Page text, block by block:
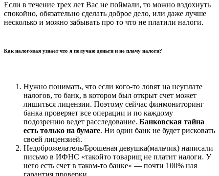
Если в течение трех лет Вас не поймали, то можно вздохнуть
спокойно, обязательно сделать доброе дело, или даже лучше
несколько и можно забывать про то что не платили налоги.
Как налоговая узнает что я получаю деньги и не плачу налоги?
Нужно понимать, что если кого-то ловят на неуплате
налогов, то банк, в котором был открыт счет может
лишиться лицензии. Поэтому сейчас финмониторинг
банка проверяет все операции и по каждому
подозрению ведет расследование. Банковская тайна
есть только на бумаге. Ни один банк не будет рисковать
своей лицензией.
Недоброжелатель/Брошеная девушка(мальчик) написали
письмо в ИФНС «такойто товарищ не платит налоги. У
него есть счет в таком-то банке» — почти 100% ная